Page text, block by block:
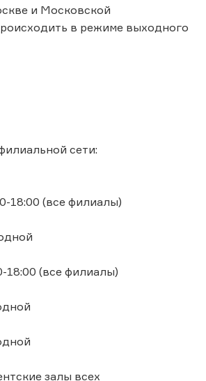
и Московской
в режиме выходного
сети:
18:00 (все филиалы)
18:00 (все филиалы)
залы всех